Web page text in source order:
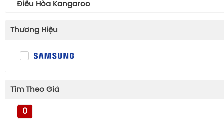
Điều Hòa Kangaroo
Thương Hiệu
Tìm Theo Giá
0